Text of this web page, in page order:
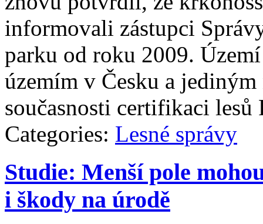
informovali zástupci
parku od roku 2009.
územím v Česku a
současnosti certifikaci lesů
Categories: Lesné správy
Studie: Menší pole
i škody na úrodě